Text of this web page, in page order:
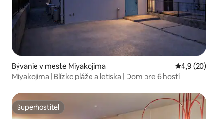
Bývanie v meste Miyakojima Priemerné
4,9 (20)
Miyakojima | Blízko pláže a letiska | Dom pre 6 hostí
Superhostiteľ
Superhostiteľ